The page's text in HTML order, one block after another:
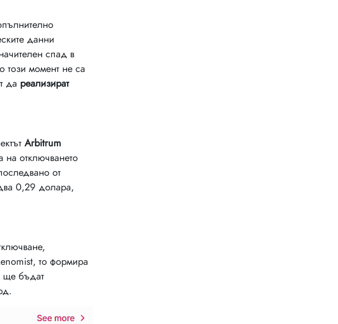
данни
спад в
този момент не са
да реализират
Arbitrum
отключването
от
0,29 долара,
то формира
ще бъдат